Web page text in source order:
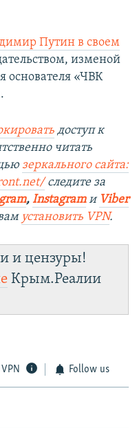
Путин в своем
изменой
основателя «ЧВК
доступ к
читать
зеркального сайта:
следите за
, Instagramи Viber
установить VPN.
и цензуры!
Крым.Реалии
Follow us